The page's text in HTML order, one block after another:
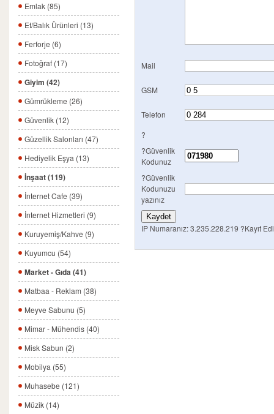
Emlak (85)
Et/Balık Ürünleri (13)
Ferforje (6)
Fotoğraf (17)
Giyim (42)
Gümrükleme (26)
Güvenlik (12)
Güzellik Salonları (47)
Hediyelik Eşya (13)
İnşaat (119)
İnternet Cafe (39)
İnternet Hizmetleri (9)
Kuruyemiş/Kahve (9)
Kuyumcu (54)
Market - Gıda (41)
Matbaa - Reklam (38)
Meyve Sabunu (5)
Mimar - Mühendis (40)
Misk Sabun (2)
Mobilya (55)
Muhasebe (121)
Müzik (14)
Mail
GSM
Telefon
?
?Güvenlik
Kodunuz
?Güvenlik
Kodunuzu
yazınız
IP Numaranız: 3.235.228.219 ?Kayıt